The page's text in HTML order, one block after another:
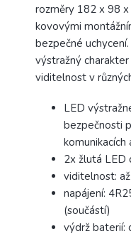
rozměry 182 x 98
kovovými
bezpečné
výstražný
viditelnost v
LED
bezpečnosti
komunikacích
2x žlutá LED
viditelnost:
napájení:
(součástí)
výdrž baterií: